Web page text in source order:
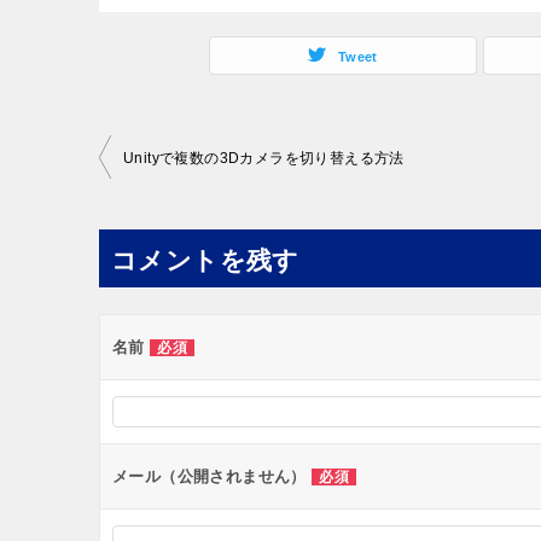
Tweet
投
ナ
ビ
ー
ョ
ン
Unityで複数の3Dカメラを切り替える方法
コメントを残す
名前 必須
メール（公開されません） 必須